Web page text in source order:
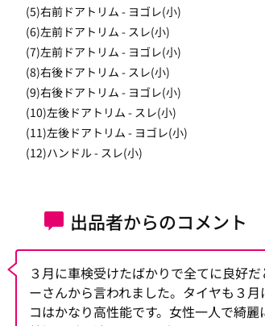
(5)右前ドアトリム - ヨゴレ(小)
(6)左前ドアトリム - スレ(小)
(7)左前ドアトリム - ヨゴレ(小)
(8)右後ドアトリム - スレ(小)
(9)右後ドアトリム - ヨゴレ(小)
(10)左後ドアトリム - スレ(小)
(11)左後ドアトリム - ヨゴレ(小)
(12)ハンドル - スレ(小)
出品者からのコメント
３月に車検受けたばかりで全てに良好だ
ーさんから言われました。タイヤも３
コはかなり高性能です。女性一人で綺